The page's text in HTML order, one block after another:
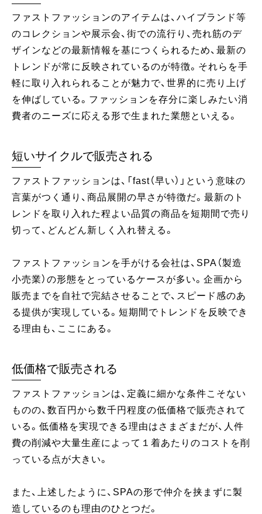
ファストファッションのアイテムは、ハイブランド等
のコレクションや展示会、街での流行り、売れ筋のデ
ザインなどの最新情報を基につくられるため、最新の
トレンドが常に反映されているのが特徴。それらを手
軽に取り入れられることが魅力で、世界的に売り上げ
を伸ばしている。ファッションを存分に楽しみたい消
費者のニーズに応える形で生まれた業態といえる。
短いサイクルで販売される
ファストファッションは、「fast（早い）」という意味の
言葉がつく通り、商品展開の早さが特徴だ。最新のト
レンドを取り入れた程よい品質の商品を短期間で売り
切って、どんどん新しく入れ替える。
ファストファッションを手がける会社は、SPA（製造
小売業）の形態をとっているケースが多い。企画から
販売までを自社で完結させることで、スピード感のあ
る提供が実現している。短期間でトレンドを反映でき
る理由も、ここにある。
低価格で販売される
ファストファッションは、定義に細かな条件こそない
ものの、数百円から数千円程度の低価格で販売されて
いる。低価格を実現できる理由はさまざまだが、人件
費の削減や大量生産によって１着あたりのコストを削
っている点が大きい。
また、上述したように、SPAの形で仲介を挟まずに製
造しているのも理由のひとつだ。